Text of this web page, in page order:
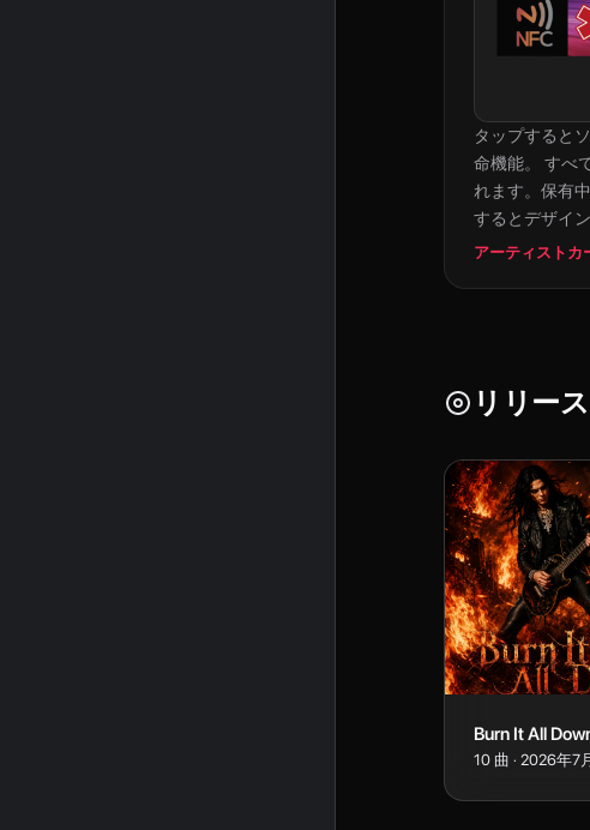
タップすると
命機能。 すべ
れます。保有
するとデザイ
アーティスト
リリース
Burn It All
10 曲 · 2026年7